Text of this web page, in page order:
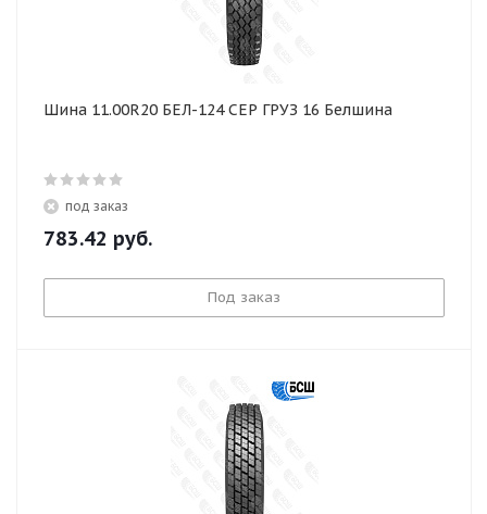
Шина 11.00R20 БЕЛ-124 СЕР ГРУЗ 16 Белшина
под заказ
783.42 руб.
Под заказ